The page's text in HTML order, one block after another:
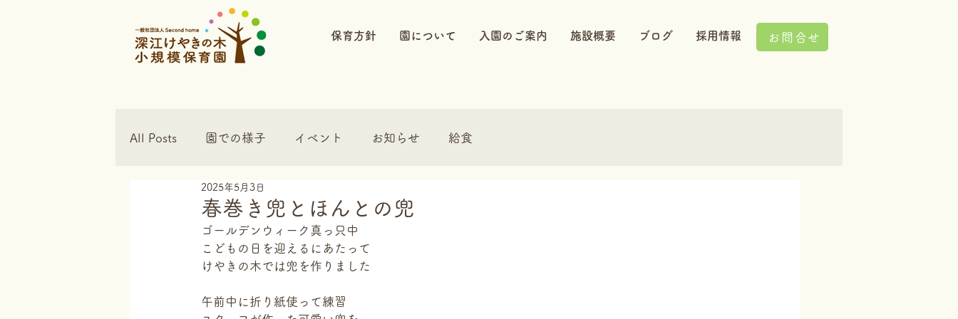
保育方針 園について 入園のご案内 施設概要 ブログ 採用情報 お問合せ
All Posts 園での様子 イベント お知らせ 給食
春巻き兜とほんとの兜
2025年5月3日
ゴールデンウィーク真っ只中
こどもの日を迎えるにあたって
けやきの木では兜を作りました
午前中に折り紙使って練習